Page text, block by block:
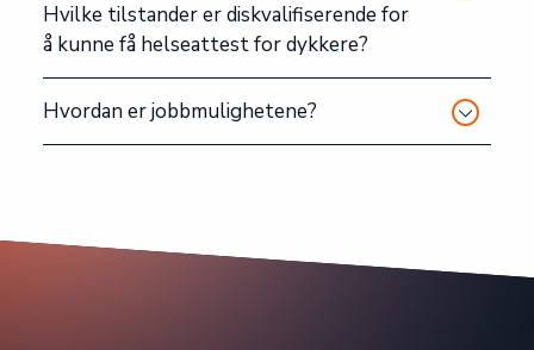
Hvilke tilstander er diskvalifiserende for
å kunne få helseattest for dykkere?
Hvordan er jobbmulighetene?